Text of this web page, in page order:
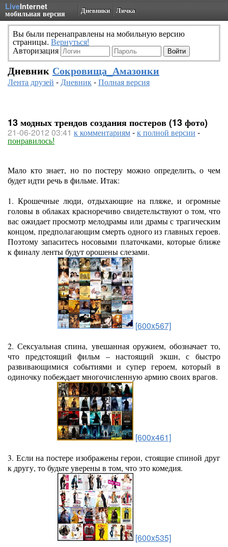
LiveInternet
мобильная версия Дневники Личка
Вы были перенаправлены на мобильную версию
страницы. Вернуться!
Авторизация
Дневник Сокровища_Амазонки
Лента друзей -Дневник-Полная версия
13 модных трендов создания постеров (13 фото)
21-06-2012 03:41 к комментариям-к полной версии -
понравилось!
Мало кто знает, но по постеру можно определить, о чем
будет идти речь в фильме. Итак:
1. Крошечные люди, отдыхающие на пляже, и огромные
головы в облаках красноречиво свидетельствуют о том, что
вас ожидает просмотр мелодрамы или драмы с трагическим
концом, предполагающим смерть одного из главных героев.
Поэтому запаситесь носовыми платочками, которые ближе
к финалу ленты будут орошены слезами.
[600x567]
2. Сексуальная спина, увешанная оружием, обозначает то,
что предстоящий фильм – настоящий экшн, с быстро
развивающимися событиями и супер героем, который в
одиночку побеждает многочисленную армию своих врагов.
[600x461]
3. Если на постере изображены герои, стоящие спиной друг
к другу, то будьте уверены в том, что это комедия.
[600x535]